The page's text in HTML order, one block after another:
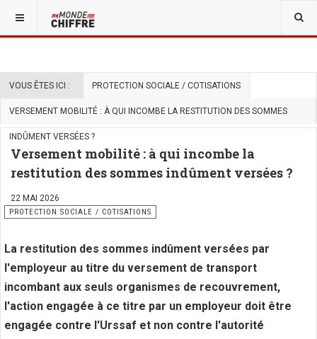
VOUS ÊTES ICI : PROTECTION SOCIALE / COTISATIONS
VERSEMENT MOBILITÉ : À QUI INCOMBE LA RESTITUTION DES SOMMES
INDÛMENT VERSÉES ?
Versement mobilité : à qui incombe la
restitution des sommes indûment versées ?
22 MAI 2026
PROTECTION SOCIALE / COTISATIONS
La restitution des sommes indûment versées par
l'employeur au titre du versement de transport
incombant aux seuls organismes de recouvrement,
l'action engagée à ce titre par un employeur doit être
engagée contre l'Urssaf et non contre l'autorité